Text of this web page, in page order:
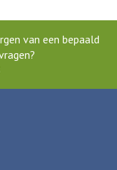
van een bepaald